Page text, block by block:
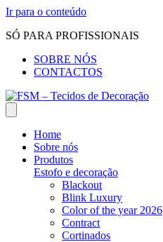
Ir para o conteúdo
SÓ PARA PROFISSIONAIS
SOBRE NÓS
CONTACTOS
Home
Sobre nós
Produtos
Estofo e decoração
Blackout
Blink Luxury
Color of the year 2026
Contract
Cortinados